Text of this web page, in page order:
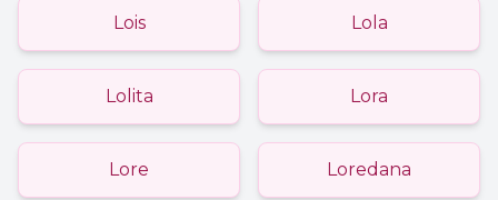
Lois Lola
Lolita Lora
Lore Loredana